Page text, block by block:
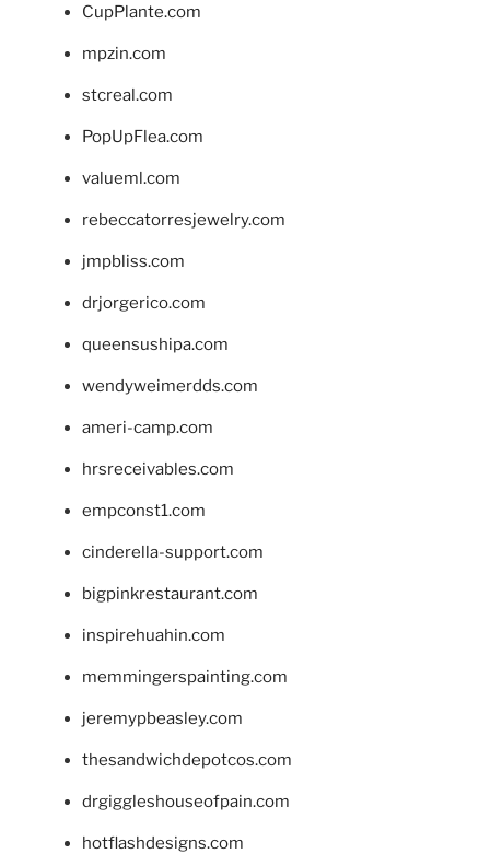
CupPlante.com
mpzin.com
stcreal.com
PopUpFlea.com
valueml.com
rebeccatorresjewelry.com
jmpbliss.com
drjorgerico.com
queensushipa.com
wendyweimerdds.com
ameri-camp.com
hrsreceivables.com
empconst1.com
cinderella-support.com
bigpinkrestaurant.com
inspirehuahin.com
memmingerspainting.com
jeremypbeasley.com
thesandwichdepotcos.com
drgiggleshouseofpain.com
hotflashdesigns.com